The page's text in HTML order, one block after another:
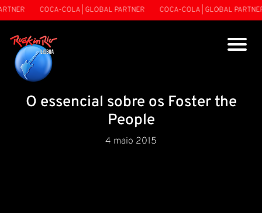
COCA-COLA | GLOBAL PARTNER COCA-COLA | GLOBAL PARTNER
O essencial sobre os Foster the
People
4 maio 2015